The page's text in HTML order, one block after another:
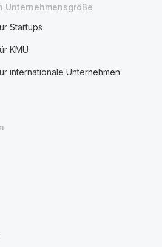
Unternehmensgröße
Startups
KMU
internationale Unternehmen